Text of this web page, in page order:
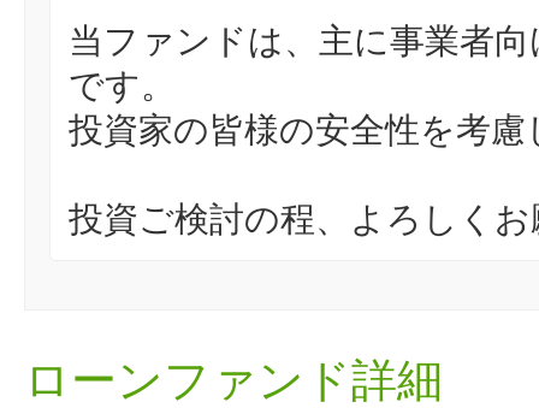
当ファンドは、主に事業者
です。
投資家の皆様の安全性を考
投資ご検討の程、よろしく
ローンファンド詳細